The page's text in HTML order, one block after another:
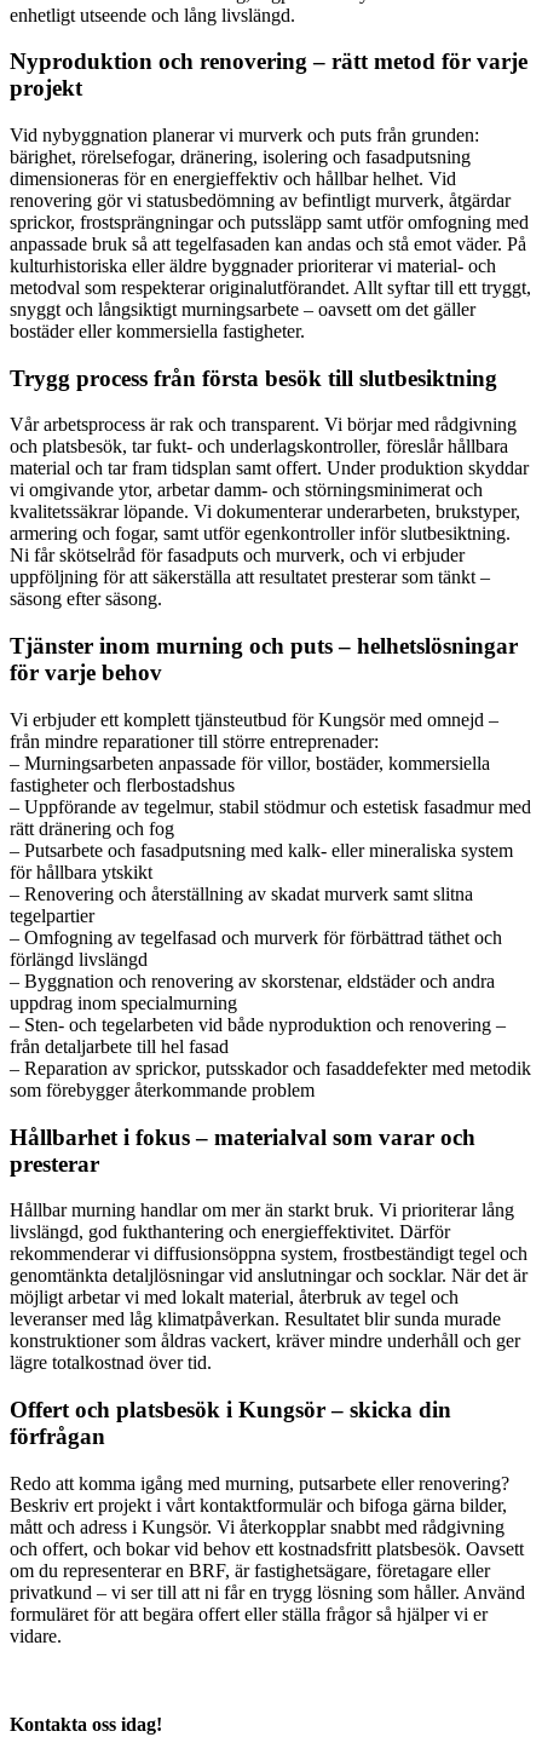
enhetligt utseende och lång livslängd.
Nyproduktion och renovering – rätt metod för varje
projekt
Vid nybyggnation planerar vi murverk och puts från grunden:
bärighet, rörelsefogar, dränering, isolering och fasadputsning
dimensioneras för en energieffektiv och hållbar helhet. Vid
renovering gör vi statusbedömning av befintligt murverk, åtgärdar
sprickor, frostsprängningar och putssläpp samt utför omfogning med
anpassade bruk så att tegelfasaden kan andas och stå emot väder. På
kulturhistoriska eller äldre byggnader prioriterar vi material- och
metodval som respekterar originalutförandet. Allt syftar till ett tryggt,
snyggt och långsiktigt murningsarbete – oavsett om det gäller
bostäder eller kommersiella fastigheter.
Trygg process från första besök till slutbesiktning
Vår arbetsprocess är rak och transparent. Vi börjar med rådgivning
och platsbesök, tar fukt- och underlagskontroller, föreslår hållbara
material och tar fram tidsplan samt offert. Under produktion skyddar
vi omgivande ytor, arbetar damm- och störningsminimerat och
kvalitetssäkrar löpande. Vi dokumenterar underarbeten, brukstyper,
armering och fogar, samt utför egenkontroller inför slutbesiktning.
Ni får skötselråd för fasadputs och murverk, och vi erbjuder
uppföljning för att säkerställa att resultatet presterar som tänkt –
säsong efter säsong.
Tjänster inom murning och puts – helhetslösningar
för varje behov
Vi erbjuder ett komplett tjänsteutbud för Kungsör med omnejd –
från mindre reparationer till större entreprenader:
– Murningsarbeten anpassade för villor, bostäder, kommersiella
fastigheter och flerbostadshus
– Uppförande av tegelmur, stabil stödmur och estetisk fasadmur med
rätt dränering och fog
– Putsarbete och fasadputsning med kalk- eller mineraliska system
för hållbara ytskikt
– Renovering och återställning av skadat murverk samt slitna
tegelpartier
– Omfogning av tegelfasad och murverk för förbättrad täthet och
förlängd livslängd
– Byggnation och renovering av skorstenar, eldstäder och andra
uppdrag inom specialmurning
– Sten- och tegelarbeten vid både nyproduktion och renovering –
från detaljarbete till hel fasad
– Reparation av sprickor, putsskador och fasaddefekter med metodik
som förebygger återkommande problem
Hållbarhet i fokus – materialval som varar och
presterar
Hållbar murning handlar om mer än starkt bruk. Vi prioriterar lång
livslängd, god fukthantering och energieffektivitet. Därför
rekommenderar vi diffusionsöppna system, frostbeständigt tegel och
genomtänkta detaljlösningar vid anslutningar och socklar. När det är
möjligt arbetar vi med lokalt material, återbruk av tegel och
leveranser med låg klimatpåverkan. Resultatet blir sunda murade
konstruktioner som åldras vackert, kräver mindre underhåll och ger
lägre totalkostnad över tid.
Offert och platsbesök i Kungsör – skicka din
förfrågan
Redo att komma igång med murning, putsarbete eller renovering?
Beskriv ert projekt i vårt kontaktformulär och bifoga gärna bilder,
mått och adress i Kungsör. Vi återkopplar snabbt med rådgivning
och offert, och bokar vid behov ett kostnadsfritt platsbesök. Oavsett
om du representerar en BRF, är fastighetsägare, företagare eller
privatkund – vi ser till att ni får en trygg lösning som håller. Använd
formuläret för att begära offert eller ställa frågor så hjälper vi er
vidare.
Kontakta oss idag!